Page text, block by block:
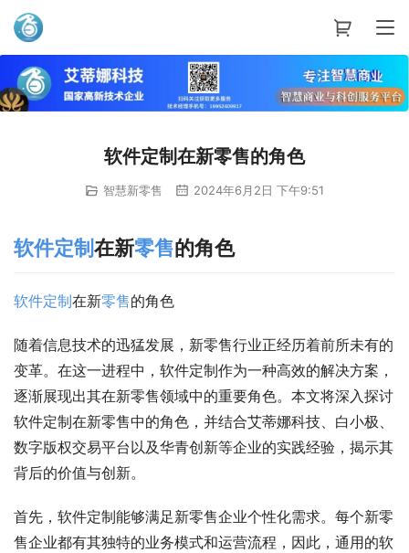
艾蒂娜科技
软件定制在新零售的角色
智慧新零售 2024年6月2日 下午9:51
软件定制在新零售的角色
软件定制在新零售的角色
随着信息技术的迅猛发展，新零售行业正经历着前所未有的
变革。在这一进程中，软件定制作为一种高效的解决方案，
逐渐展现出其在新零售领域中的重要角色。本文将深入探讨
软件定制在新零售中的角色，并结合艾蒂娜科技、白小极、
数字版权交易平台以及华青创新等企业的实践经验，揭示其
背后的价值与创新。
首先，软件定制能够满足新零售企业个性化需求。每个新零
售企业都有其独特的业务模式和运营流程，因此，通用的软